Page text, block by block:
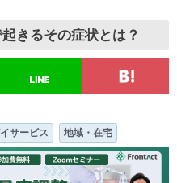
きるその症状とは？
サービス 地域・在宅